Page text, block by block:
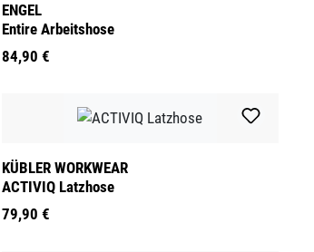
ENGEL
Entire Arbeitshose
84,90 €
KÜBLER WORKWEAR
ACTIVIQ Latzhose
79,90 €